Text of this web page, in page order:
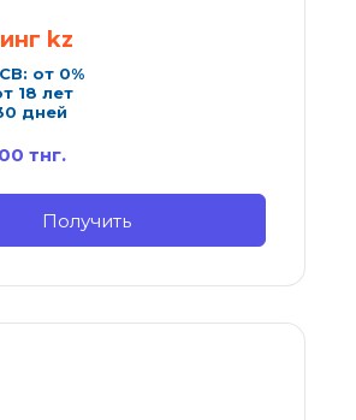
kz
от 0%
18 лет
дней
тнг.
Получить